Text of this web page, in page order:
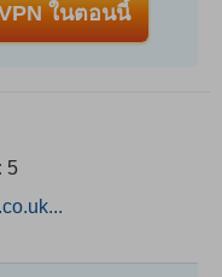
ในตอนนี้
5